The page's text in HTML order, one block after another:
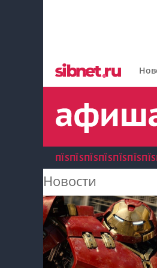
пїЅпїЅпїЅ
пїЅпїЅпїЅпїЅпїЅ
пїЅпїЅпїЅ
Новости